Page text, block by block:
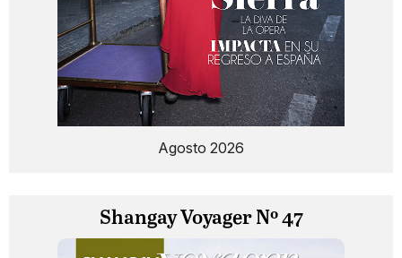
Agosto 2026
Shangay Voyager Nº 47